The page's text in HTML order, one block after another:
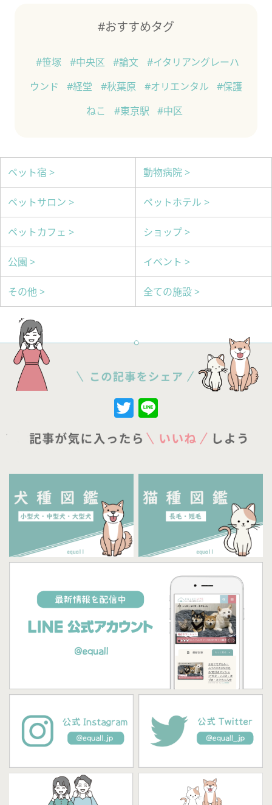
#おすすめタグ
#笹塚 #中央区 #論文
#イタリアングレーハ
ウンド
#経堂 #秋葉原 #オリエンタル
#保護
ねこ
#東京駅 #中区
ペット宿 > 動物病院 >
ペットサロン > ペットホテル >
ペットカフェ > ショップ >
公園 > イベント >
その他 > 全ての施設 >
Twitter